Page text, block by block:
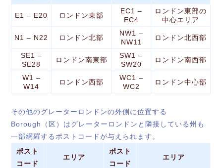
E1 – E20 ロンドン東部
EC1 –
EC4
ロンドン東部の
中心エリア
N1 – N22 ロンドン北部
NW1 –
NW11
ロンドン北西部
SE1 –
SE28
ロンドン南東部
SW1 –
SW20
ロンドン南西部
W1 –
W14
ロンドン西部
WC1 –
WC2
ロンドン中心部
その他のグレーターロンドンの外側に位置する
Borough（区）はグレーターロンドンと隣接している州も
一部網羅するポストコードが与えられます。
ポスト
コード
エリア
ポスト
コード
エリア